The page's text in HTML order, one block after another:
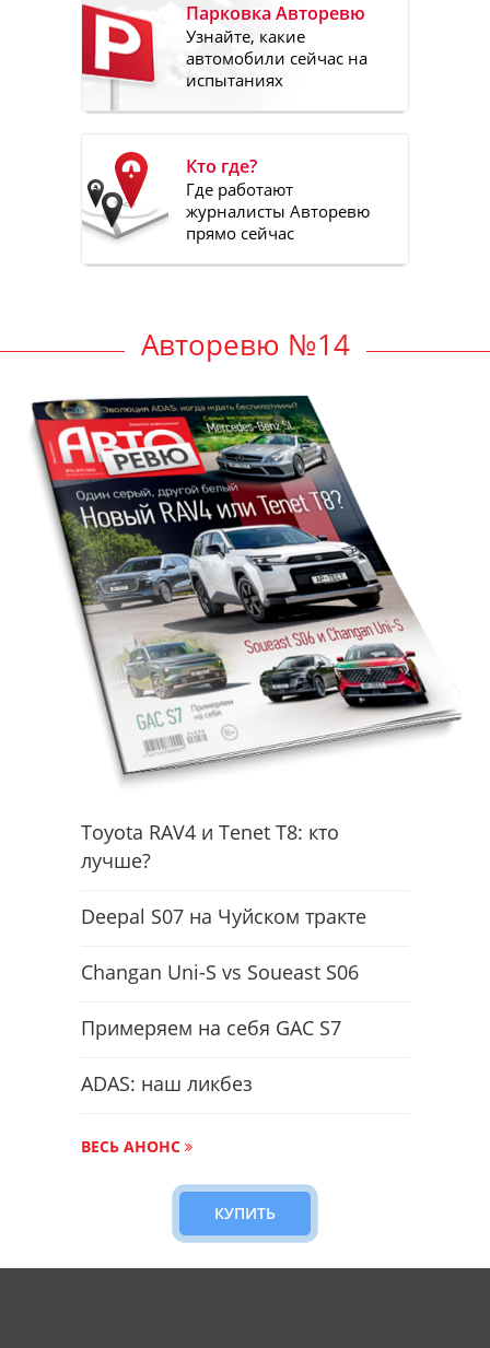
Парковка Авторевю
Узнайте, какие
автомобили сейчас на
испытаниях
Кто где?
Где работают
журналисты Авторевю
прямо сейчас
Авторевю №14
Toyota RAV4 и Tenet T8: кто
лучше?
Deepal S07 на Чуйском тракте
Changan Uni-S vs Soueast S06
Примеряем на себя GAC S7
ADAS: наш ликбез
ВЕСЬ АНОНС
КУПИТЬ